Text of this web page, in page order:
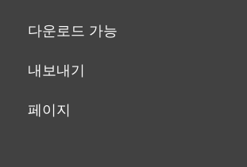
다운로드 가능
내보내기
페이지